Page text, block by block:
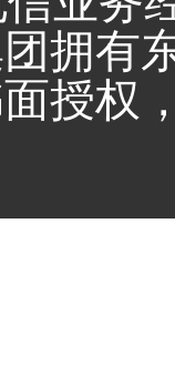
拥有
授权